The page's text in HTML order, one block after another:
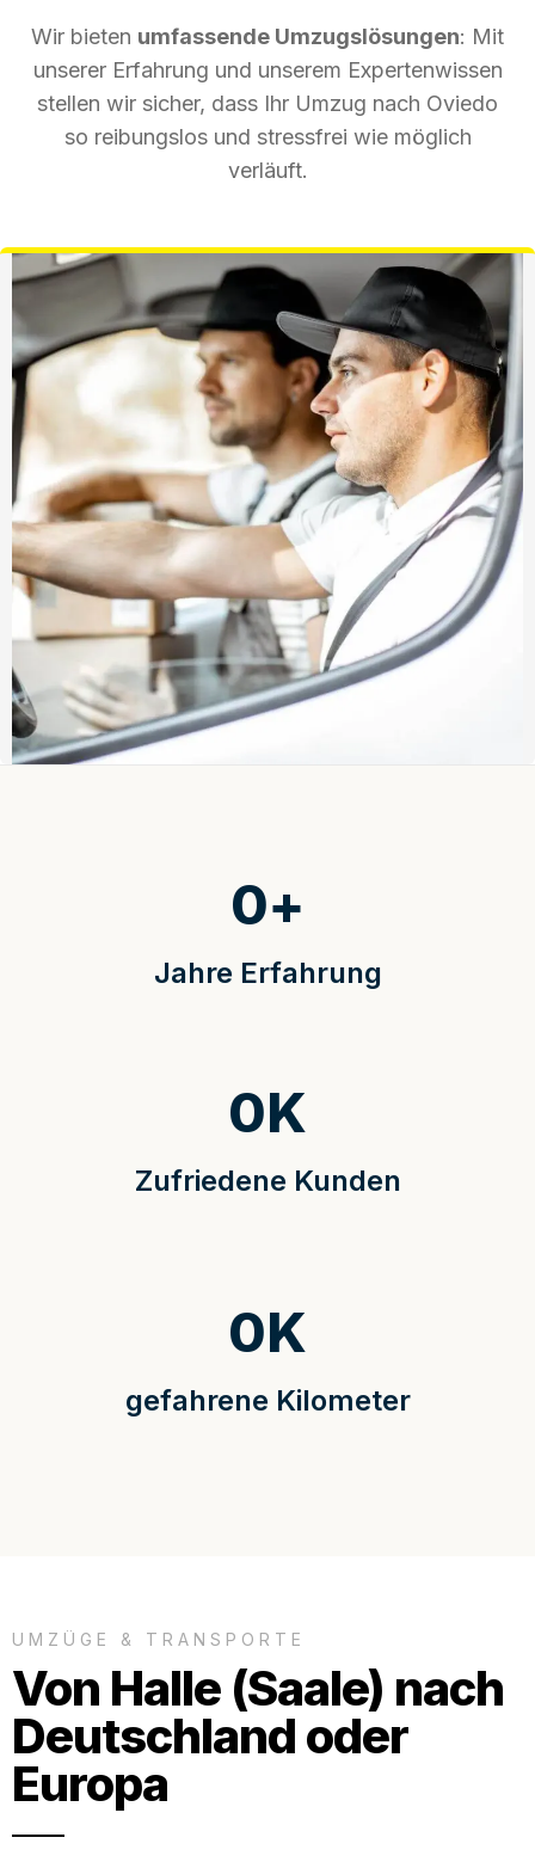
Wir bieten umfassende Umzugslösungen: Mit
unserer Erfahrung und unserem Expertenwissen
stellen wir sicher, dass Ihr Umzug nach Oviedo
so reibungslos und stressfrei wie möglich
verläuft.
Jahre Erfahrung
0+
Zufriedene Kunden
0K
gefahrene Kilometer
0K
UMZÜGE & TRANSPORTE
Von Halle (Saale) nach
Deutschland oder
Europa